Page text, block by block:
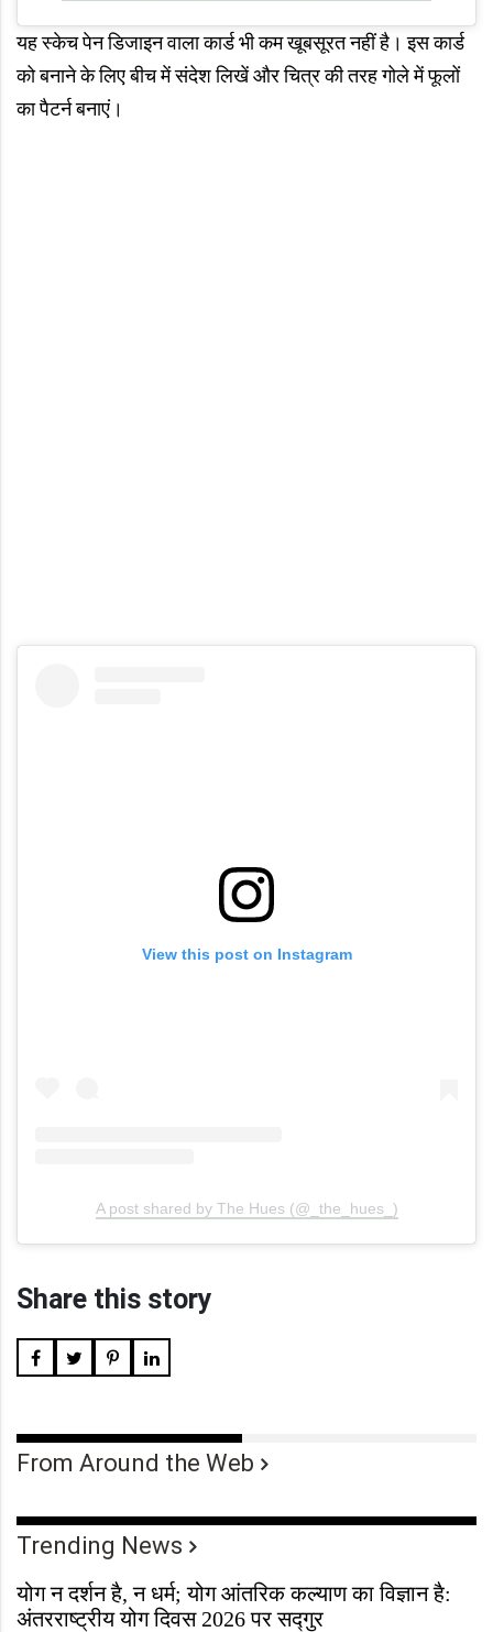
यह स्केच पेन डिजाइन वाला कार्ड भी कम खूबसूरत नहीं है। इस कार्ड
को बनाने के लिए बीच में संदेश लिखें और चित्र की तरह गोले में फूलों
का पैटर्न बनाएं।
View this post on Instagram
A post shared by The Hues (@_the_hues_)
Share this story
From Around the Web
Trending News
योग न दर्शन है, न धर्म; योग आंतरिक कल्याण का विज्ञान है:
अंतरराष्ट्रीय योग दिवस 2026 पर सद्गुर